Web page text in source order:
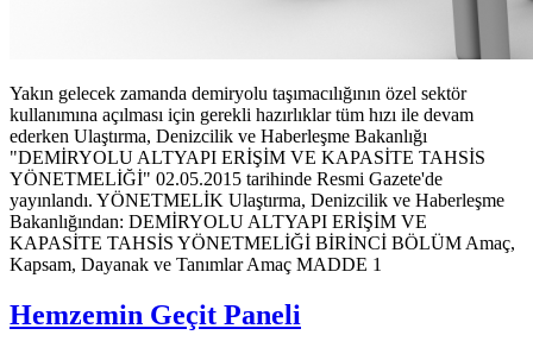
Yakın gelecek zamanda demiryolu taşımacılığının özel sektör
kullanımına açılması için gerekli hazırlıklar tüm hızı ile devam
ederken Ulaştırma, Denizcilik ve Haberleşme Bakanlığı
"DEMİRYOLU ALTYAPI ERİŞİM VE KAPASİTE TAHSİS
YÖNETMELİĞİ" 02.05.2015 tarihinde Resmi Gazete'de
yayınlandı. YÖNETMELİK Ulaştırma, Denizcilik ve Haberleşme
Bakanlığından: DEMİRYOLU ALTYAPI ERİŞİM VE
KAPASİTE TAHSİS YÖNETMELİĞİ BİRİNCİ BÖLÜM Amaç,
Kapsam, Dayanak ve Tanımlar Amaç MADDE 1
Hemzemin Geçit Paneli